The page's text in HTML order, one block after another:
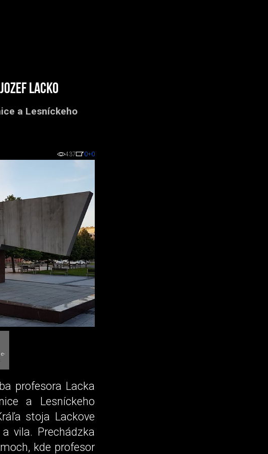
Lacko
a Lesníckeho
437 0+0
profesora Lacka
a Lesníckeho
stoja Lackove
vila. Prechádzka
kde profesor